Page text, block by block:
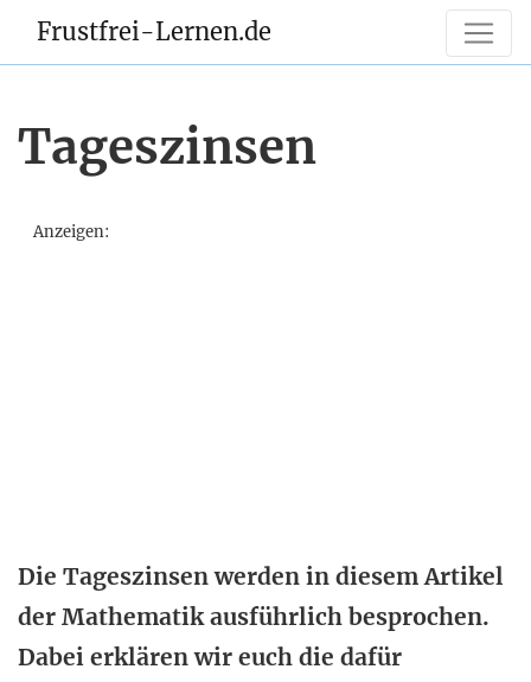
Frustfrei-Lernen.de
Tageszinsen
Anzeigen:
Die Tageszinsen werden in diesem Artikel
der Mathematik ausführlich besprochen.
Dabei erklären wir euch die dafür